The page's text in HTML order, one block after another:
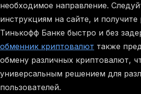
необходимое направление.
инструкциям на сайте, и получите
Тинькофф Банке быстро и без
обменник криптовалют также
обмену различных криптовалют,
универсальным решением для
пользователей.